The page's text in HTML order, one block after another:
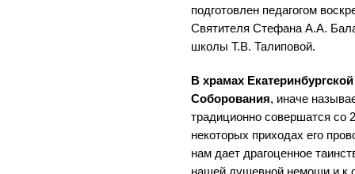
подготовлен педагогом
Святителя Стефана А.А.
школы Т.В. Талиповой.
В храмах
Соборования, иначе
традиционно совершатся со
некоторых приходах его
нам дает драгоценное